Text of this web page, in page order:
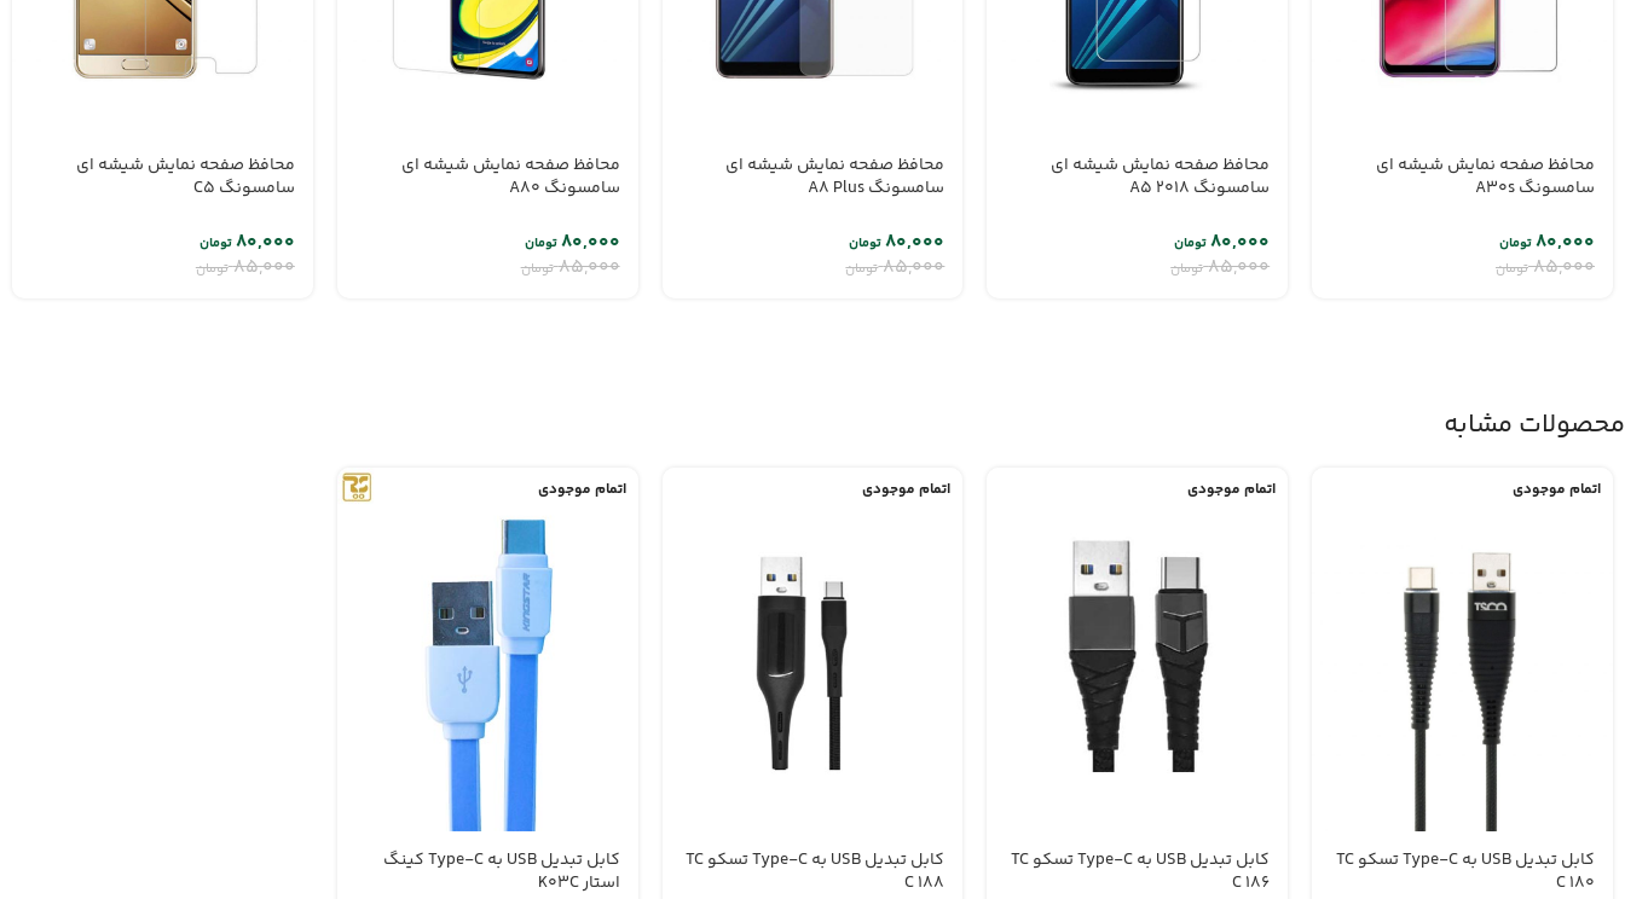
محافظ صفحه نمایش شیشه ای
سامسونگ A30s
۸۵,۰۰۰ تومان
۸۰,۰۰۰تومان
محافظ صفحه نمایش شیشه ای
سامسونگ A5 2018
۸۵,۰۰۰ تومان
۸۰,۰۰۰تومان
محافظ صفحه نمایش شیشه ای
سامسونگ A8 Plus
۸۵,۰۰۰ تومان
۸۰,۰۰۰ تومان
محافظ صفحه نمایش شیشه ای
سامسونگ A80
۸۵,۰۰۰ تومان
۸۰,۰۰۰تومان
محافظ صفحه نمایش شیشه ای
سامسونگ C5
۸۵,۰۰۰ تومان
۸۰,۰۰۰تومان
محصولات مشابه
اتمام موجودی
کابل تبدیل USB به Type-C تسکو TC
C 180
اتمام موجودی
کابل تبدیل USB به Type-C تسکو TC
C 186
اتمام موجودی
کابل تبدیل USB به Type-C تسکو TC
C 188
اتمام موجودی
کابل تبدیل USB به Type-C کینگ
استار K03C